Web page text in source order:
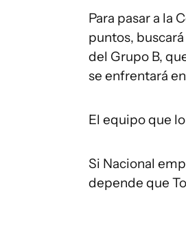
Para pasar a la
puntos,
del Grupo B,
se enfrentará
El equipo que
Si Nacional
depende que